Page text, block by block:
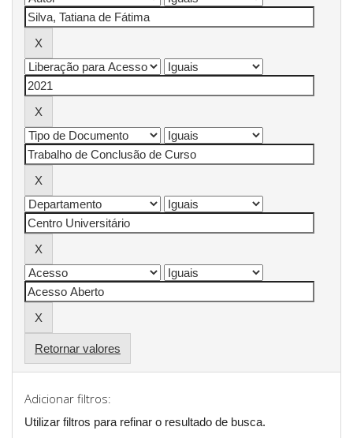
Retornar valores
Adicionar filtros:
Utilizar filtros para refinar o resultado de busca.